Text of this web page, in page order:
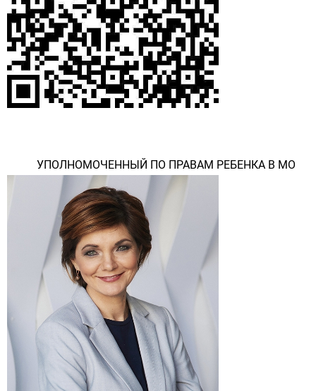
УПОЛНОМОЧЕННЫЙ ПО ПРАВАМ РЕБЕНКА В МО